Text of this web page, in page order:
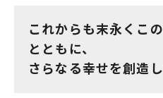
これからも末永くこ
とともに、
さらなる幸せを創造